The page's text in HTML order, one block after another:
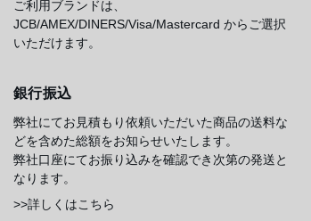
ご利用ブランドは、
JCB/AMEX/DINERS/Visa/Mastercard からご選択
いただけます。
銀行振込
弊社にてお見積もり依頼いただいた商品の送料な
どを含めた総額をお知らせいたします。
弊社口座にてお振り込みを確認でき次第の発送と
なります。
>>詳しくはこちら